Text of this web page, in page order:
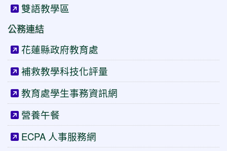
雙語教學區
公務連結
花蓮縣政府教育處
補救教學科技化評量
教育處學生事務資訊網
營養午餐
ECPA 人事服務網